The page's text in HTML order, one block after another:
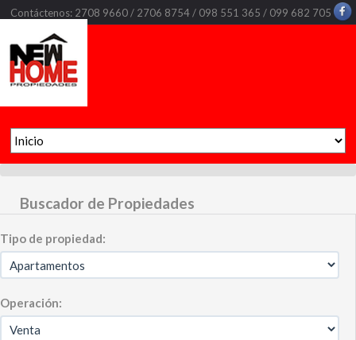
Contáctenos: 2708 9660 / 2706 8754 / 098 551 365 / 099 682 705
Buscador de Propiedades
Tipo de propiedad:
Operación: